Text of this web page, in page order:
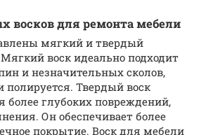
восков для ремонта мебели
мягкий и твердый
воск идеально подходит
и незначительных сколов,
полируется. Твердый воск
более глубоких повреждений,
Он обеспечивает более
покрытие. Воск для мебели